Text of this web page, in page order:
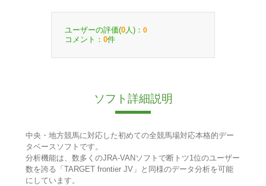
ユーザーの評価(0 人)： 0
コメント： 0件
ソフト詳細説明
中央・地方競馬に対応した初めての全競馬場対応本格的デー
タベースソフトです。
分析機能は、数多くのJRA-VANソフトで断トツ1位のユーザー
数を誇る「TARGET frontier JV」と同様のデータ分析を可能
にしています。